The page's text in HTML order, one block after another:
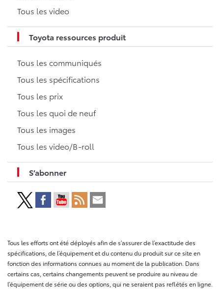
Tous les video
Toyota ressources produit
Tous les communiqués
Tous les spécifications
Tous les prix
Tous les quoi de neuf
Tous les images
Tous les video/B-roll
S’abonner
Tous les efforts ont été déployés afin de s’assurer de l’exactitude des
spécifications, de l’équipement et du contenu du produit sur ce site en
fonction des informations connues au moment de la publication. Dans
certains cas, certains changements peuvent se produire au niveau de
l’équipement de série ou des options, qui ne seraient pas reflétés en ligne.